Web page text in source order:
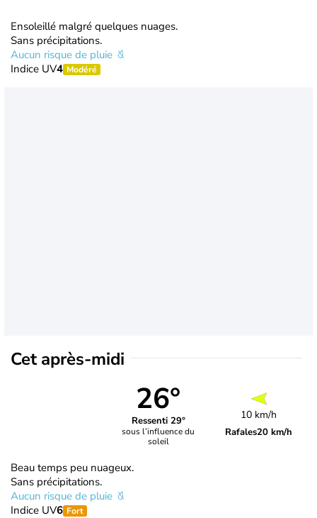
Ensoleillé malgré quelques nuages.
Sans précipitations.
Aucun risque de pluie
Indice UV4 Modéré
Cet après-midi
26°
Ressenti 29°
sous l’influence du
soleil
10 km/h
Rafales20 km/h
Beau temps peu nuageux.
Sans précipitations.
Aucun risque de pluie
Indice UV6 Fort